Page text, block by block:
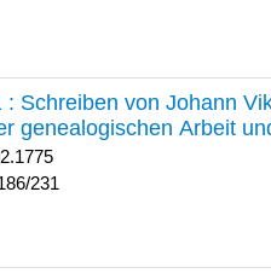
231 : Schreiben von Johann
genealogischen Arbeit
231